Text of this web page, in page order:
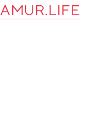
AMUR.LIFE